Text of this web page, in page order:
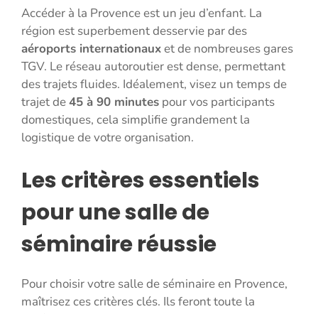
Accéder à la Provence est un jeu d’enfant. La
région est superbement desservie par des
aéroports internationauxet de nombreuses gares
TGV. Le réseau autoroutier est dense, permettant
des trajets fluides. Idéalement, visez un temps de
trajet de45 à 90 minutes pour vos participants
domestiques, cela simplifie grandement la
logistique de votre organisation.
Les critères essentiels
pour une salle de
séminaire réussie
Pour choisir votre salle de séminaire en Provence,
maîtrisez ces critères clés. Ils feront toute la